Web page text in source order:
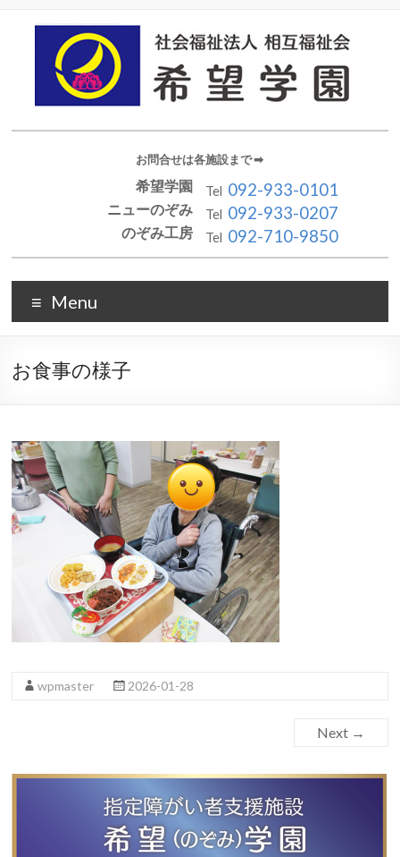
お問合せは各施設まで ➡︎
希望学園Tel 092-933-0101
ニューのぞみTel 092-933-0207
のぞみ工房Tel 092-710-9850
Menu
お食事の様子
wpmaster 2026-01-28
Next →